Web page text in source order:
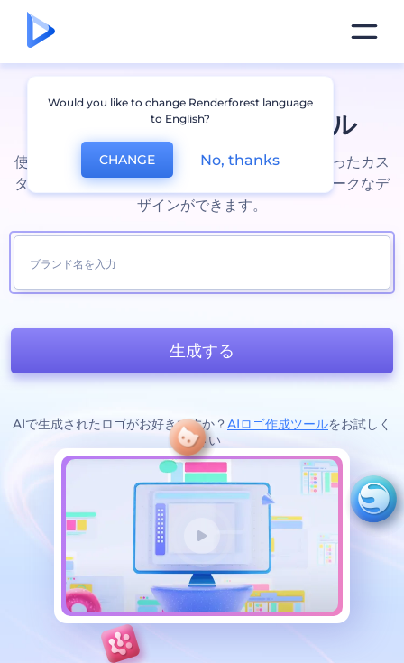
ロゴ作成ツロゴ作成ツ ール
使いやすいロゴ作成ツールで、御社ブランドに合ったカス
タムロゴを制作しましょう。手間をかけずにユニークなデ
ザインができます。
生成する
AIで生成されたロゴがお好きですか？AIロゴ作成ツールをお試しく
ださい
Would you like to change Renderforest language
to English?
CHANGE No, thanks